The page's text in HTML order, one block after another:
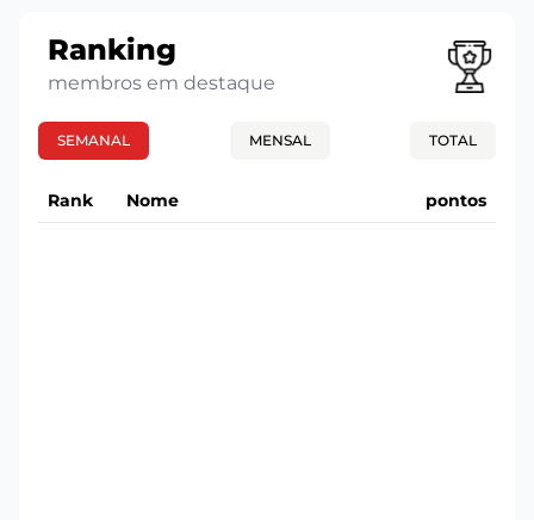
Ranking
membros em destaque
SEMANAL MENSAL TOTAL
Rank Nome pontos